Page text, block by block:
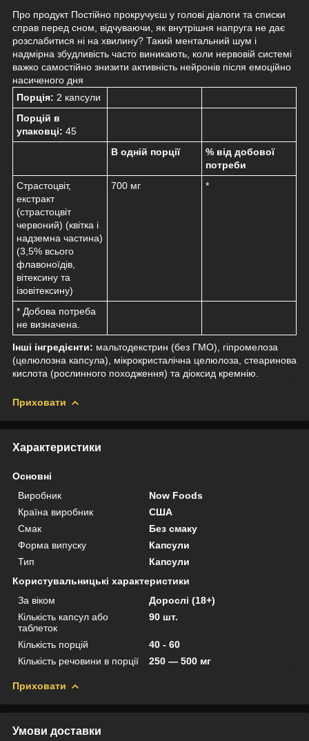
Про продукт Постійно прокручуєш у голові діалоги та списки
справ перед сном, відчуваючи, як внутрішня напруга не дає
розслабитися ні на хвилину? Такий ментальний шум і
надмірна збудливість часто виникають, коли нервовій системі
важко самостійно знизити активність нейронів після емоційно
насиченого дня
Порція: 2 капсули
Порцій в
упаковці: 45
В одній порції
% від добової
потреби
Страстоцвіт,
екстракт
(страстоцвіт
червоний) (квітка і
надземна частина)
(3,5% всього
флавоноїдів,
вітексину та
ізовітексину)
700 мг *
* Добова потреба
не визначена.
Інші інгредієнти: мальтодекстрин (без ГМО), гіпромелоза
(целюлозна капсула), мікрокристалічна целюлоза, стеаринова
кислота (рослинного походження) та діоксид кремнію.
Приховати
Характеристики
Основні
Виробник
Now Foods
Країна виробник
США
Смак
Без смаку
Форма випуску
Капсули
Тип
Капсули
Користувальницькі характеристики
За віком
Дорослі (18+)
Кількість капсул або
таблеток
90 шт.
Кількість порцій
40 - 60
Кількість речовини в порції
250 — 500 мг
Приховати
Умови доставки